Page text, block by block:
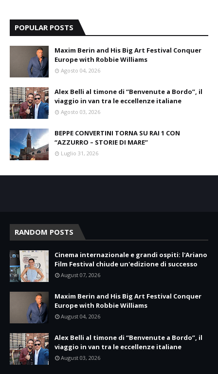
POPULAR POSTS
Maxim Berin and His Big Art Festival Conquer
Europe with Robbie Williams
Agosto 04, 2026
Alex Belli al timone di “Benvenute a Bordo”, il
viaggio in van tra le eccellenze italiane
Agosto 03, 2026
BEPPE CONVERTINI TORNA SU RAI 1 CON
“AZZURRO – STORIE DI MARE”
Luglio 31, 2026
RANDOM POSTS
Cinema internazionale e grandi ospiti: l'Ariano
Film Festival chiude un'edizione di successo
August 07, 2026
Maxim Berin and His Big Art Festival Conquer
Europe with Robbie Williams
August 04, 2026
Alex Belli al timone di “Benvenute a Bordo”, il
viaggio in van tra le eccellenze italiane
August 03, 2026